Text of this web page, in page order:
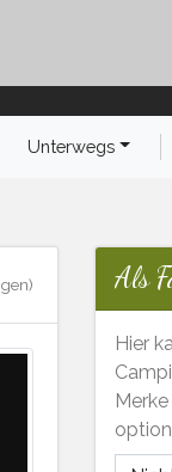
Unterwegs
Als
Hier